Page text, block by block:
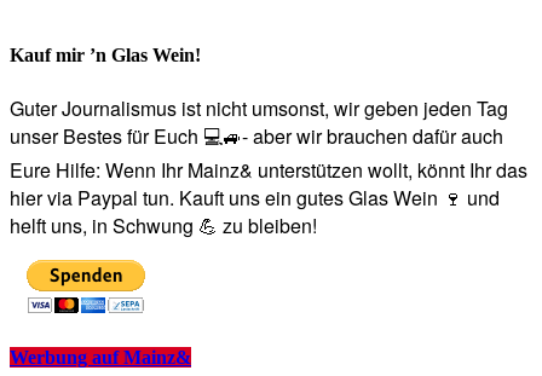
Kauf mir ’n Glas Wein!
Guter Journalismus ist nicht umsonst, wir geben jeden Tag
unser Bestes für Euch 💻🚙- aber wir brauchen dafür auch
Eure Hilfe: Wenn Ihr Mainz& unterstützen wollt, könnt Ihr das
hier via Paypal tun. Kauft uns ein gutes Glas Wein 🍷 und
helft uns, in Schwung 💪 zu bleiben!
Werbung auf Mainz&